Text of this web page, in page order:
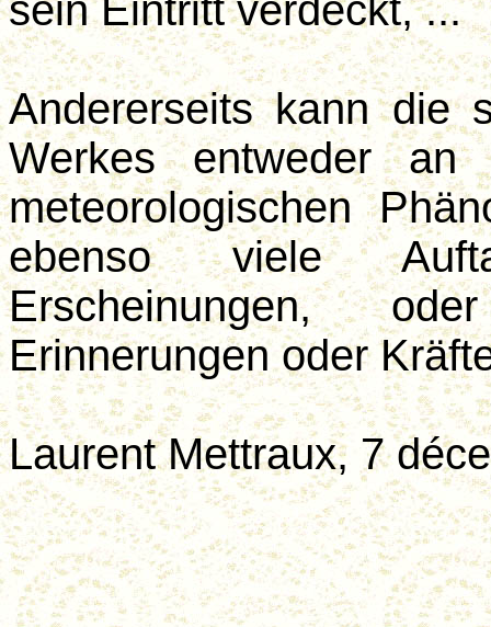
sein Eintritt verdeckt, ...
Andererseits kann die
Werkes entweder an
meteorologischen
ebenso viele
Erscheinungen,
Erinnerungen oder
Laurent Mettraux, 7